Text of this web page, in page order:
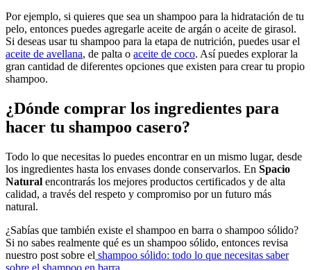
Por ejemplo, si quieres que sea un shampoo para la hidratación de tu
pelo, entonces puedes agregarle aceite de argán o aceite de girasol.
Si deseas usar tu shampoo para la etapa de nutrición, puedes usar el
aceite de avellana, de palta o aceite de coco. Así puedes explorar la
gran cantidad de diferentes opciones que existen para crear tu propio
shampoo.
¿Dónde comprar los ingredientes para
hacer tu shampoo casero?
Todo lo que necesitas lo puedes encontrar en un mismo lugar, desde
los ingredientes hasta los envases donde conservarlos. En Spacio
Natural encontrarás los mejores productos certificados y de alta
calidad, a través del respeto y compromiso por un futuro más
natural.
¿Sabías que también existe el shampoo en barra o shampoo sólido?
Si no sabes realmente qué es un shampoo sólido, entonces revisa
nuestro post sobre el shampoo sólido: todo lo que necesitas saber